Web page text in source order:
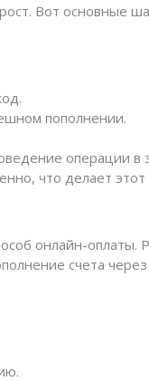
Вот основные
пополнении.
операции
что делает
онлайн-оплаты.
счета